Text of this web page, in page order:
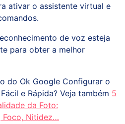
ativar o assistente virtual e
de voz esteja
para obter a melhor
do Ok Google Configurar o
e Rápida? Veja também 5
da Foto:
Foco, Nitidez…